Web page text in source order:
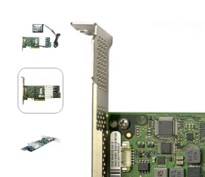
Комплектуючі
Процесори (CPU)
Оперативна пам'ять
Материнські плати
Жорсткі диски та SSD
SAS диски
SATA диски